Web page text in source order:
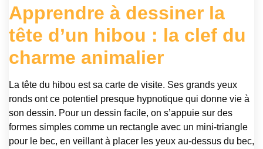
Apprendre à dessiner la
tête d’un hibou : la clef du
charme animalier
La tête du hibou est sa carte de visite. Ses grands yeux
ronds ont ce potentiel presque hypnotique qui donne vie à
son dessin. Pour un dessin facile, on s’appuie sur des
formes simples comme un rectangle avec un mini-triangle
pour le bec, en veillant à placer les yeux au-dessus du bec,